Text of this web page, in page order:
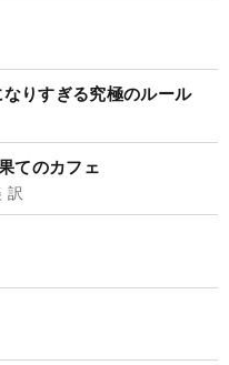
りすぎる究極のルール
てのカフェ
訳